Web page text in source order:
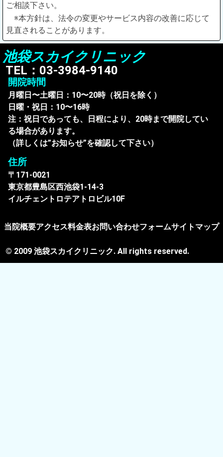
ご相談下さい。
※本方針は、法令の変更やサービス内容の改善に応じて
見直されることがあります。
池袋スカイクリニック
TEL：03-3984-9140
開院時間
月曜日〜土曜日：10〜20時（祝日を除く）
日曜・祝日：10〜16時
注：祝日であっても、日程により、20時まで開院してい
る場合があります。
（詳しくは”お知らせ”を確認して下さい）
住所
〒171-0021
東京都豊島区西池袋1-14-3
イルチェントロテアトロビル10F
当院概要アクセス料金表お問い合わせフォームサイトマップ
© 2009 池袋スカイクリニック. All rights reserved.